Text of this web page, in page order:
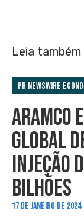
Leia também
PR Newswire
ARAMCO
GLOBAL
INJEÇÃO
BILHÕES
17 DE JANEIRO DE 2024